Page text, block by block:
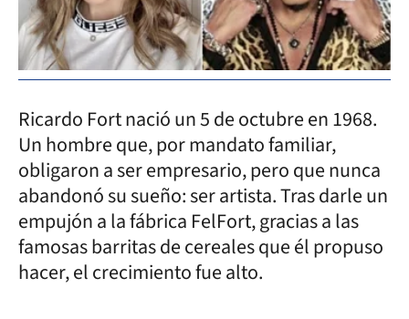
Ricardo Fort nació un 5 de octubre en 1968.
Un hombre que, por mandato familiar,
obligaron a ser empresario, pero que nunca
abandonó su sueño: ser artista. Tras darle un
empujón a la fábrica FelFort, gracias a las
famosas barritas de cereales que él propuso
hacer, el crecimiento fue alto.